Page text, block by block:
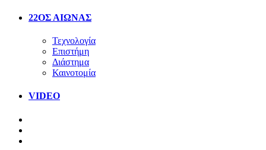
22ΟΣ ΑΙΩΝΑΣ
Τεχνολογία
Επιστήμη
Διάστημα
Καινοτομία
VIDEO